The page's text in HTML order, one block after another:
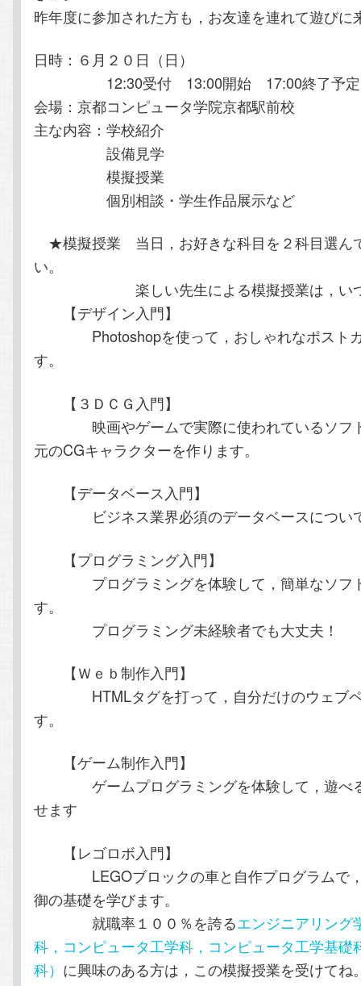
昨年度に参加された方も，お友達を連れて遊びに
日時：６月２０日（日）
12:30受付 13:00開始 17:00終了予定
会場：京都コンピュータ学院京都駅前校
主な内容：学校紹介
設備見学
模擬授業
個別相談・学生作品展示など
★模擬授業 当日，お好きな科目を２科目選ん
い。
楽しい先生による模擬授業は，いつ
【デザイン入門】
Photoshopを使って，おしゃれなポストカ
す。
【３ＤＣＧ入門】
映画やゲームで実際に使われているソフ
元のCGキャラクターを作ります。
【データベース入門】
ビジネス業界必須のデータベースについ
【プログラミング入門】
プログラミングを体験して，簡単なソフ
す。
プログラミング未経験者でも大丈夫！
【Ｗｅｂ制作入門】
HTMLタグを打って，自分だけのウェブペ
す。
【ゲーム制作入門】
ゲームプログラミングを体験して，遊べ
せます
【レゴロボ入門】
LEGOブロックの車と自作プログラムで，
御の基礎を学びます。
就職率１００％を誇るエンジニアリング
科，コンピュータ工学科，コンピュータ工学基礎
科） に興味のある方は，この模擬授業を受けてね